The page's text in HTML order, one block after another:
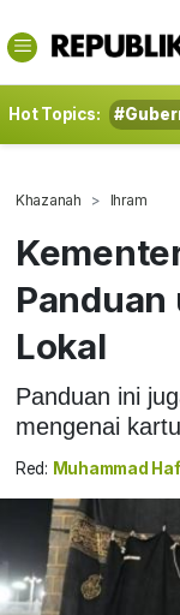
Hot Topics:
Khazanah Ihram
Panduan
Lokal
Panduan ini
mengenai
Red: Muhammad